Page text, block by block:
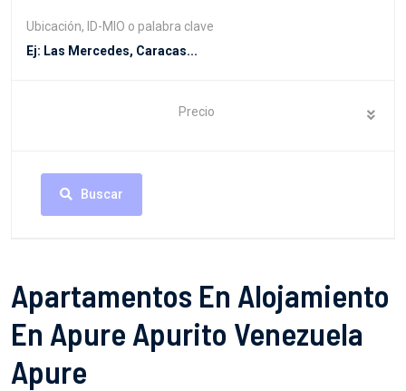
Ubicación, ID-MIO o palabra clave
Precio
Buscar
Apartamentos En Alojamiento
En Apure Apurito Venezuela
Apure